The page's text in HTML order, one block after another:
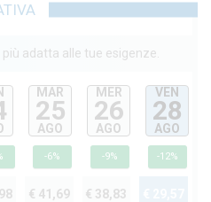
adatta alle tue esigenze.
MAR
25
AGO
MER
26
AGO
VEN
28
AGO
-6% -9% -12%
€ 41,69 € 38,83